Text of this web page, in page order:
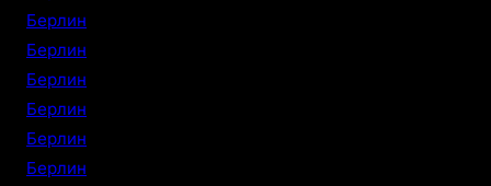
Берлин
Берлин
Берлин
Берлин
Берлин
Берлин